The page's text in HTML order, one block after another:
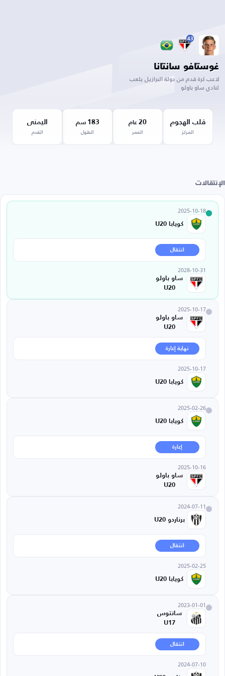
43
غوستافو سانتانا
لاعب كرة قدم من دولة البرازيل يلعب
لنادي ساو باولو
قلب الهجوم
المركز
20 عام
العمر
183 سم
الطول
اليمنى
القدم
الإنتقالات
2025-10-18
كويابا U20
انتقال
2028-10-31
ساو باولو
U20
2025-10-17
ساو باولو
U20
نهاية إعارة
2025-10-17
كويابا U20
2025-02-26
كويابا U20
إعارة
2025-10-16
ساو باولو
U20
2024-07-11
برناردو U20
انتقال
2025-02-25
كويابا U20
2023-01-01
سانتوس
U17
انتقال
2024-07-10